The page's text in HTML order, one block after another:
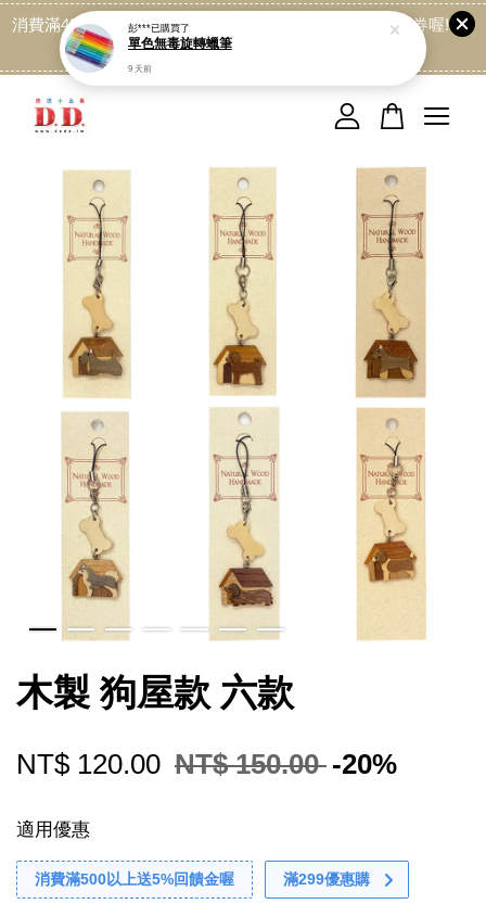
消費滿499免運喔, 記得加LINE:@dede168 領取專屬折扣券喔!
點我
木製 狗屋款 六款
NT$ 120.00 NT$ 150.00 -20%
適用優惠
消費滿500以上送5%回饋金喔 滿299優惠購
您的購物車目前還是空的。
繼續購物